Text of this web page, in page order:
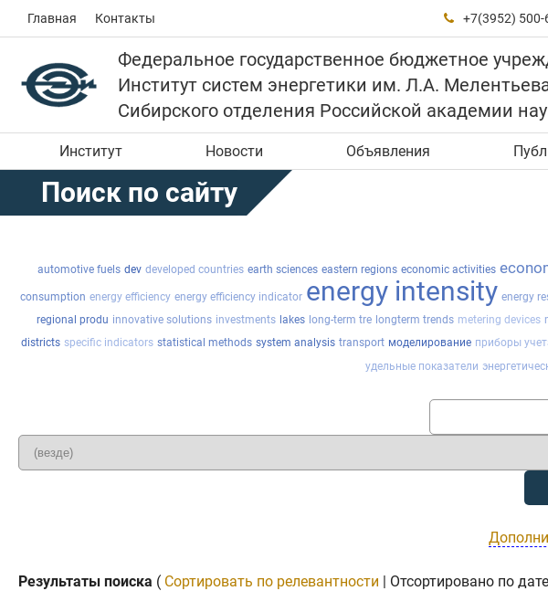
Главная Контакты  +7(3952) 500-
Федеральное государственное бюджетное
Институт систем энергетики им. Л.А.
Сибирского отделения Российской академии
Институт Новости Объявления
Поиск по сайту
automotive fuels dev developed countries earth sciences eastern regions economic activities
consumption energy efficiency energy efficiency indicator energy intensity energy
regional produ innovative solutions investments lakes long-term tre longterm trends metering devices
districts specific indicators statistical methods system analysis transport моделирование приборы
удельные показатели
Результаты поиска ( Сортировать по релевантности | Отсортировано по